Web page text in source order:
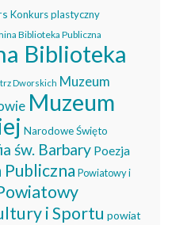
Konkurs plastyczny
Biblioteka Publiczna
Biblioteka
Dworskich Muzeum
Muzeum
Narodowe Święto
św. Barbary Poezja
Powiatowy i
i Sportu powiat